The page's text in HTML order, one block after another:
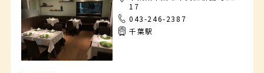
17
043-246-2387
千葉駅